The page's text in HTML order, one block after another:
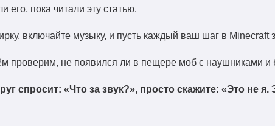
его, пока читали эту статью.
включайте музыку, и пусть каждый ваш шаг в Minecraft
проверим, не появился ли в пещере моб с наушниками и
спросит: «Что за звук?», просто скажите: «Это не